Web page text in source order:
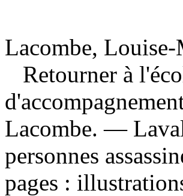
Lacombe,
Retourner à
Lacombe. —
personnes
pages :